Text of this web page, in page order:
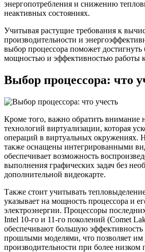
энергопотребления и снижению
неактивных состояниях.
Учитывая растущие требования к
производительности и
выбор процессора поможет достигнуть
мощностью и эффективностью работы
Выбор процессора: что
Кроме того, важно обратить внимание
технологий виртуализации, которая
операций в виртуальных окружениях.
также оснащены интегрированными
обеспечивает возможность
выполнения графических задач без
дополнительной видеокарте.
Также стоит учитывать
указывает на мощность процессора и
электроэнергии. Процессоры
Intel 10-го и 11-го поколений (Comet
обеспечивают большую
прошлыми моделями, что позволяет им
производительности при более низком